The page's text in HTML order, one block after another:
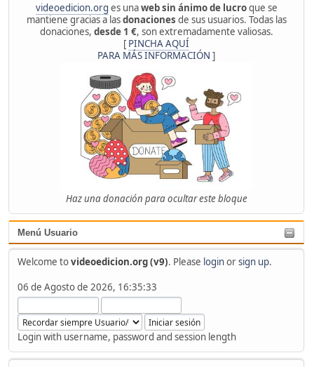
videoedicion.org es unaweb sin ánimo de lucroque se
mantiene gracias a lasdonaciones de sus usuarios. Todas las
donaciones, desde 1 €, son extremadamente valiosas.
[ PINCHA AQUÍ
PARA MÁS INFORMACIÓN ]
Haz una donación para ocultar este bloque
Menú Usuario
Welcome tovideoedicion.org (v9). Please loginorsign up.
06 de Agosto de 2026, 16:35:33
Login with username, password and session length